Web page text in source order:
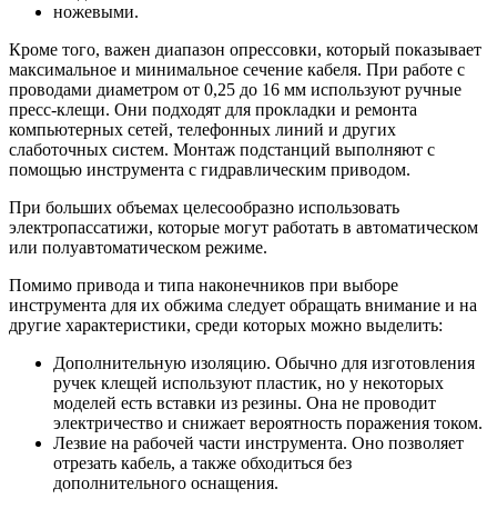
ножевыми.
Кроме того, важен диапазон опрессовки, который показывает
максимальное и минимальное сечение кабеля. При работе с
проводами диаметром от 0,25 до 16 мм используют ручные
пресс-клещи. Они подходят для прокладки и ремонта
компьютерных сетей, телефонных линий и других
слаботочных систем. Монтаж подстанций выполняют с
помощью инструмента с гидравлическим приводом.
При больших объемах целесообразно использовать
электропассатижи, которые могут работать в автоматическом
или полуавтоматическом режиме.
Помимо привода и типа наконечников при выборе
инструмента для их обжима следует обращать внимание и на
другие характеристики, среди которых можно выделить:
Дополнительную изоляцию. Обычно для изготовления
ручек клещей используют пластик, но у некоторых
моделей есть вставки из резины. Она не проводит
электричество и снижает вероятность поражения током.
Лезвие на рабочей части инструмента. Оно позволяет
отрезать кабель, а также обходиться без
дополнительного оснащения.